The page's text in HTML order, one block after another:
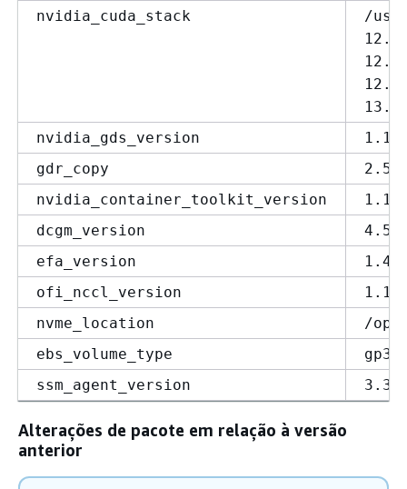
nvidia_cuda_stack
/
13.0
nvidia_gds_version
gdr_copy
nvidia_container_toolkit_version
dcgm_version
efa_version
ofi_nccl_version
nvme_location
/opt/
ebs_volume_type
gp3
ssm_agent_version
Alterações de pacote em relação à versão
anterior